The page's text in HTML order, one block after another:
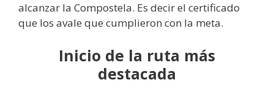
alcanzar la Compostela. Es decir el certificado
que los avale que cumplieron con la meta.
Inicio de la ruta más
destacada